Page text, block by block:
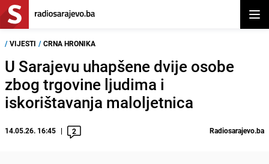
/ VIJESTI / CRNA HRONIKA
U Sarajevu uhapšene dvije osobe
zbog trgovine ljudima i
iskorištavanja maloljetnica
14.05.26. 16:45 2 Radiosarajevo.ba